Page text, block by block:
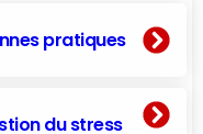
pratiques
du stress